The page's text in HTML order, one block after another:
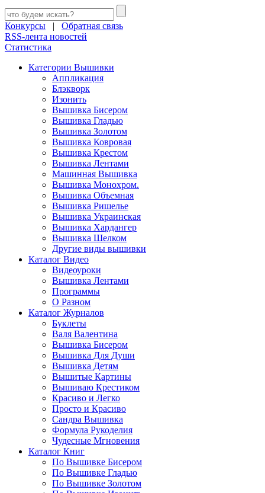
Конкурсы | Обратная связь
RSS-лента новостей
Статистика
Категории Вышивки
Аппликация
Блэкворк
Изонить
Вышивка Бисером
Вышивка Гладью
Вышивка Золотом
Вышивка Ковровая
Вышивка Крестом
Вышивка Лентами
Машинная Вышивка
Вышивка Монохром.
Вышивка Объемная
Вышивка Ришелье
Вышивка Украинская
Вышивка Хардангер
Вышивка Шелком
Другие виды вышивки
Каталог Видео
Видеоуроки
Вышивка Лентами
Программы
О Разном
Каталог Журналов
Буклеты
Валя Валентина
Вышивка Бисером
Вышивка Для Души
Вышивка Детям
Вышитые Картины
Вышиваю Крестиком
Красиво и Легко
Просто и Красиво
Сандра Вышивка
Формула Рукоделия
Чудесные Мгновения
Каталог Книг
По Вышивке Бисером
По Вышивке Гладью
По Вышивке Золотом